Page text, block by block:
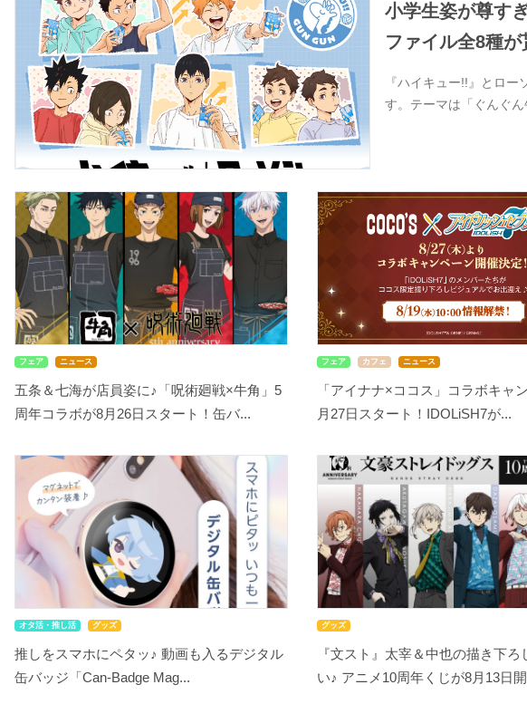
小学生姿が尊す
ファイル全8種が
『ハイキュー!!』とロ
す。テーマは「ぐんぐ
フェア ニュース
五条＆七海が店員姿に♪「呪術廻戦×牛角」5
周年コラボが8月26日スタート！缶バ...
フェア カフェ ニュース
「アイナナ×ココス」コラボキャ
月27日スタート！IDOLiSH7が...
オタ活・推し活 グッズ
推しをスマホにペタッ♪ 動画も入るデジタル
缶バッジ「Can-Badge Mag...
グッズ
『文スト』太宰＆中也の描き下ろ
い♪ アニメ10周年くじが8月13日